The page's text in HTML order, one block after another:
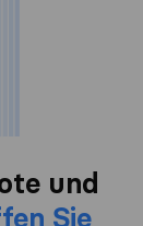
und
Sie